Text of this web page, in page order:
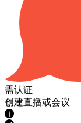
需认证
创建直播或会议